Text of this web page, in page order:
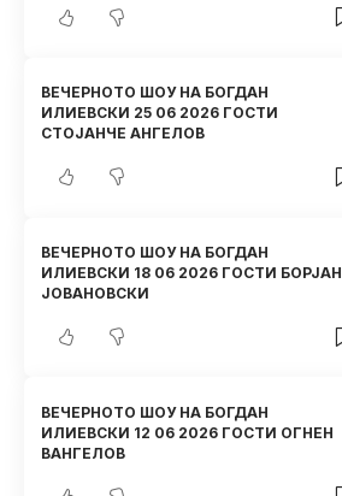
ВЕЧЕРНОТО ШОУ НА БОГДАН
ИЛИЕВСКИ 25 06 2026 ГОСТИ
СТОЈАНЧЕ АНГЕЛОВ
ВЕЧЕРНОТО ШОУ НА БОГДАН
ИЛИЕВСКИ 18 06 2026 ГОСТИ БОРЈАН
ЈОВАНОВСКИ
ВЕЧЕРНОТО ШОУ НА БОГДАН
ИЛИЕВСКИ 12 06 2026 ГОСТИ ОГНЕН
ВАНГЕЛОВ